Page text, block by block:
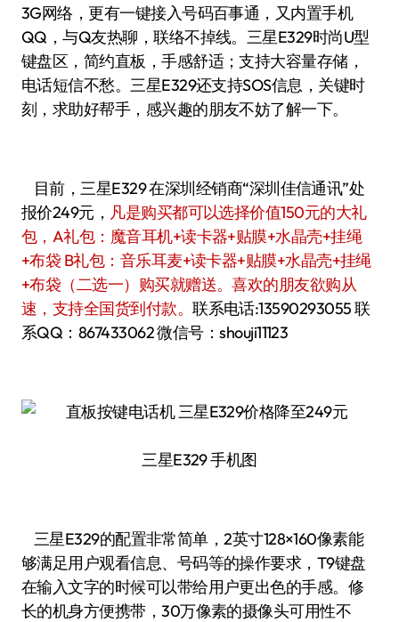
3G网络，更有一键接入号码百事通，又内置手机
QQ，与Q友热聊，联络不掉线。三星E329时尚U型
键盘区，简约直板，手感舒适；支持大容量存储，
电话短信不愁。三星E329还支持SOS信息，关键时
刻，求助好帮手，感兴趣的朋友不妨了解一下。
目前，三星E329 在深圳经销商“深圳佳信通讯”处
报价249元， 凡是购买都可以选择价值150元的大礼
包，A礼包：魔音耳机+读卡器+贴膜+水晶壳+挂绳
+布袋 B礼包：音乐耳麦+读卡器+贴膜+水晶壳+挂绳
+布袋（二选一）购买就赠送。喜欢的朋友欲购从
速，支持全国货到付款。联系电话:13590293055 联
系QQ：867433062 微信号：shouji11123
三星E329 手机图
三星E329的配置非常简单，2英寸128×160像素能
够满足用户观看信息、号码等的操作要求，T9键盘
在输入文字的时候可以带给用户更出色的手感。修
长的机身方便携带，30万像素的摄像头可用性不